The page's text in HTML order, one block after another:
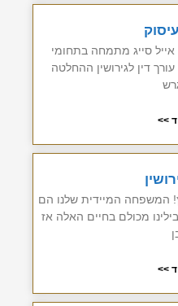
אייל סייג מתמחה בתחומי
דין לגירושין ההחלטה
>>
המשפחה המיידית שלנו הם
מכולם בחיים האלה אז
>>